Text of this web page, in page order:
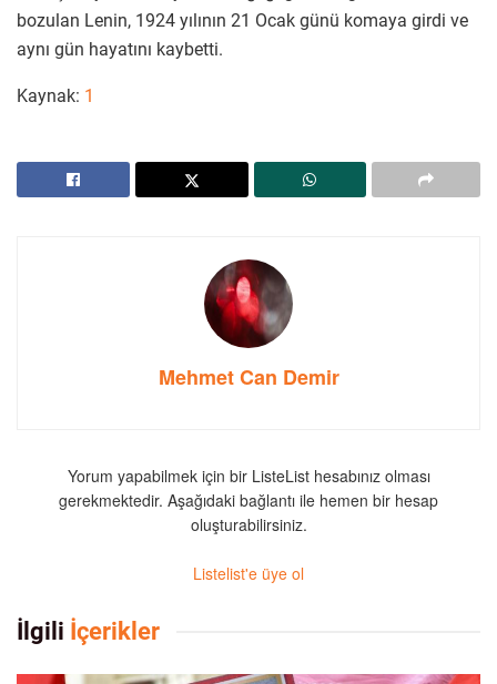
bozulan Lenin, 1924 yılının 21 Ocak günü komaya girdi ve
aynı gün hayatını kaybetti.
Kaynak: 1
Mehmet Can Demir
Yorum yapabilmek için bir ListeList hesabınız olması
gerekmektedir. Aşağıdaki bağlantı ile hemen bir hesap
oluşturabilirsiniz.
Listelist'e üye ol
İlgili İçerikler